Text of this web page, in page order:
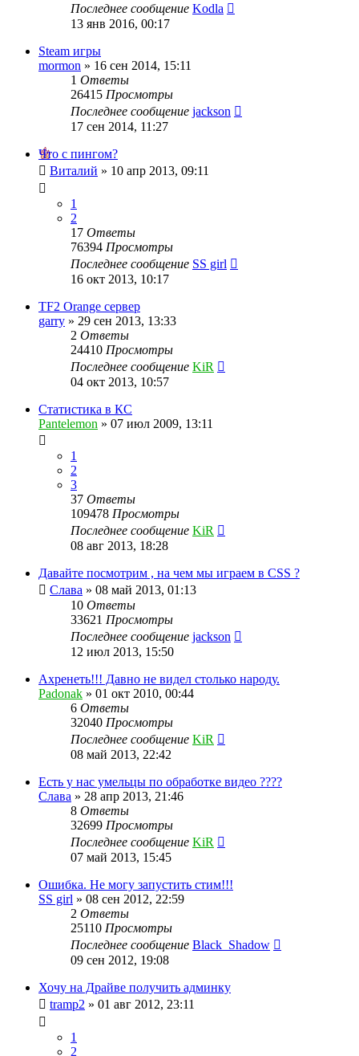
Последнее сообщение Kodla
13 янв 2016, 00:17
Steam игры
mormon » 16 сен 2014, 15:11
1 Ответы
26415 Просмотры
Последнее сообщение jackson
17 сен 2014, 11:27
Что с пингом?
Виталий » 10 апр 2013, 09:11
1
2
17 Ответы
76394 Просмотры
Последнее сообщение SS girl
16 окт 2013, 10:17
TF2 Orange сервер
garry » 29 сен 2013, 13:33
2 Ответы
24410 Просмотры
Последнее сообщение KiR
04 окт 2013, 10:57
Статистика в КС
Pantelemon » 07 июл 2009, 13:11
1
2
3
37 Ответы
109478 Просмотры
Последнее сообщение KiR
08 авг 2013, 18:28
Давайте посмотрим , на чем мы играем в CSS ?
Слава » 08 май 2013, 01:13
10 Ответы
33621 Просмотры
Последнее сообщение jackson
12 июл 2013, 15:50
Ахренеть!!! Давно не видел столько народу.
Padonak » 01 окт 2010, 00:44
6 Ответы
32040 Просмотры
Последнее сообщение KiR
08 май 2013, 22:42
Есть у нас умельцы по обработке видео ????
Слава » 28 апр 2013, 21:46
8 Ответы
32699 Просмотры
Последнее сообщение KiR
07 май 2013, 15:45
Ошибка. Не могу запустить стим!!!
SS girl » 08 сен 2012, 22:59
2 Ответы
25110 Просмотры
Последнее сообщение Black_Shadow
09 сен 2012, 19:08
Хочу на Драйве получить админку
tramp2 » 01 авг 2012, 23:11
1
2